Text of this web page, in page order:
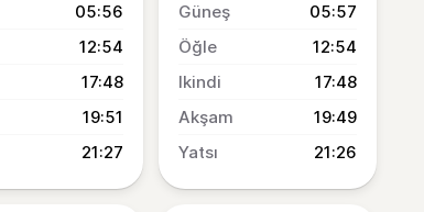
05:56
12:54
17:48
19:51
21:27
05:57
12:54
17:48
19:49
21:26